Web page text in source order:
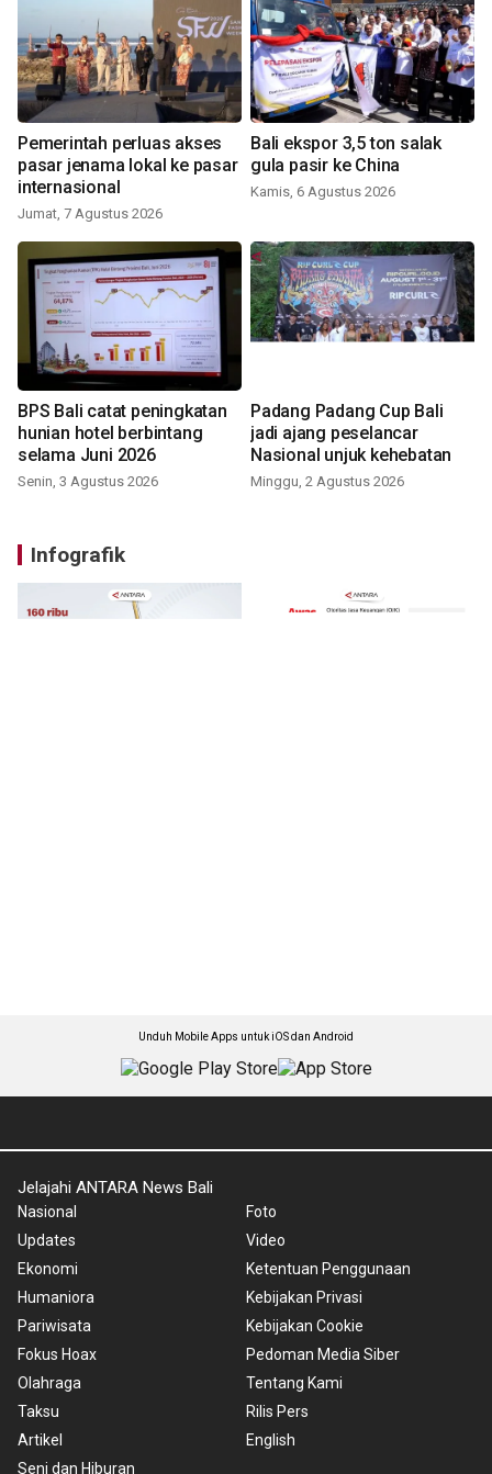
Pemerintah perluas akses
pasar jenama lokal ke pasar
internasional
Jumat, 7 Agustus 2026
Bali ekspor 3,5 ton salak
gula pasir ke China
Kamis, 6 Agustus 2026
BPS Bali catat peningkatan
hunian hotel berbintang
selama Juni 2026
Senin, 3 Agustus 2026
Padang Padang Cup Bali
jadi ajang peselancar
Nasional unjuk kehebatan
Minggu, 2 Agustus 2026
Infografik
Unduh Mobile Apps untuk iOS dan Android
Jelajahi ANTARA News Bali
Nasional
Updates
Ekonomi
Humaniora
Pariwisata
Fokus Hoax
Olahraga
Taksu
Artikel
Seni dan Hiburan
Foto
Video
Ketentuan Penggunaan
Kebijakan Privasi
Kebijakan Cookie
Pedoman Media Siber
Tentang Kami
Rilis Pers
English